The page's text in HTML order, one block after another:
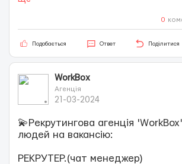
0
Подобається Ответ Поділитися
WorkBox
Агенція
21-03-2024
💫Рекрутингова агенція
людей на вакансію:
РЕКРУТЕР.(чат менеджер)